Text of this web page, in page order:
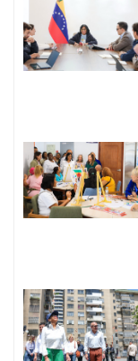
e
e
t
r
a
a
s